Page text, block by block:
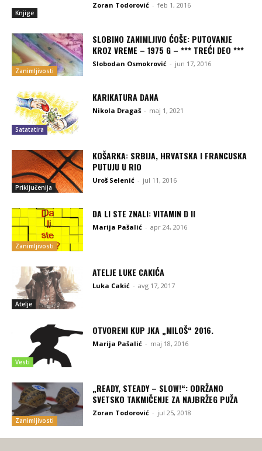
Knjige
Zoran Todorović - feb 1, 2016
Zanimljivosti
SLOBINO ZANIMLJIVO ĆOŠE: PUTOVANJE
KROZ VREME – 1975 G – *** TREĆI DEO ***
Slobodan Osmokrović - jun 17, 2016
Satatatira
KARIKATURA DANA
Nikola Dragaš - maj 1, 2021
Priključenija
KOŠARKA: SRBIJA, HRVATSKA I FRANCUSKA
PUTUJU U RIO
Uroš Selenić - jul 11, 2016
Zanimljivosti
DA LI STE ZNALI: VITAMIN D II
Marija Pašalić - apr 24, 2016
Atelje
ATELJE LUKE CAKIĆA
Luka Cakić - avg 17, 2017
Vesti
OTVORENI KUP JKA „МILOŠ“ 2016.
Marija Pašalić - maj 18, 2016
Zanimljivosti
„READY, STEADY – SLOW!“: ODRŽANO
SVETSKO TAKMIČENJE ZA NAJBRŽEG PUŽA
Zoran Todorović - jul 25, 2018